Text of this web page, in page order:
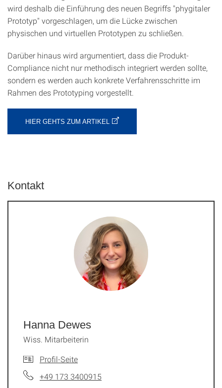
wird deshalb die Einführung des neuen Begriffs "phygitaler
Prototyp" vorgeschlagen, um die Lücke zwischen
physischen und virtuellen Prototypen zu schließen.
Darüber hinaus wird argumentiert, dass die Produkt-
Compliance nicht nur methodisch integriert werden sollte,
sondern es werden auch konkrete Verfahrensschritte im
Rahmen des Prototyping vorgestellt.
HIER GEHTS ZUM ARTIKEL
Kontakt
Hanna Dewes
Wiss. Mitarbeiterin
Profil-Seite
+49 173 3400915